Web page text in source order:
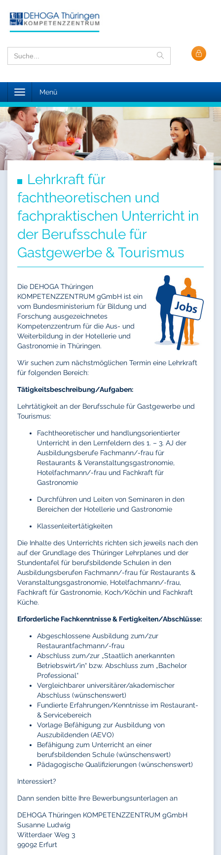
Toggle Menü
Lehrkraft für
fachtheoretischen und
fachpraktischen Unterricht in
der Berufsschule für
Gastgewerbe & Tourismus
Die DEHOGA Thüringen
KOMPETENZZENTRUM gGmbH ist ein
vom Bundesministerium für Bildung und
Forschung ausgezeichnetes
Kompetenzzentrum für die Aus- und
Weiterbildung in der Hotellerie und
Gastronomie in Thüringen.
Wir suchen zum nächstmöglichen Termin eine Lehrkraft
für folgenden Bereich:
Tätigkeitsbeschreibung/Aufgaben:
Lehrtätigkeit an der Berufsschule für Gastgewerbe und
Tourismus:
Fachtheoretischer und handlungsorientierter
Unterricht in den Lernfeldern des 1. – 3. AJ der
Ausbildungsberufe Fachmann/-frau für
Restaurants & Veranstaltungsgastronomie,
Hotelfachmann/-frau und Fachkraft für
Gastronomie
Durchführen und Leiten von Seminaren in den
Bereichen der Hotellerie und Gastronomie
Klassenleitertätigkeiten
Die Inhalte des Unterrichts richten sich jeweils nach den
auf der Grundlage des Thüringer Lehrplanes und der
Stundentafel für berufsbildende Schulen in den
Ausbildungsberufen Fachmann/-frau für Restaurants &
Veranstaltungsgastronomie, Hotelfachmann/-frau,
Fachkraft für Gastronomie, Koch/Köchin und Fachkraft
Küche.
Erforderliche Fachkenntnisse & Fertigkeiten/Abschlüsse:
Abgeschlossene Ausbildung zum/zur
Restaurantfachmann/-frau
Abschluss zum/zur „Staatlich anerkannten
Betriebswirt/in“ bzw. Abschluss zum „Bachelor
Professional“
Vergleichbarer universitärer/akademischer
Abschluss (wünschenswert)
Fundierte Erfahrungen/Kenntnisse im Restaurant-
& Servicebereich
Vorlage Befähigung zur Ausbildung von
Auszubildenden (AEVO)
Befähigung zum Unterricht an einer
berufsbildenden Schule (wünschenswert)
Pädagogische Qualifizierungen (wünschenswert)
Interessiert?
Dann senden bitte Ihre Bewerbungsunterlagen an
DEHOGA Thüringen KOMPETENZZENTRUM gGmbH
Susanne Ludwig
Witterdaer Weg 3
99092 Erfurt